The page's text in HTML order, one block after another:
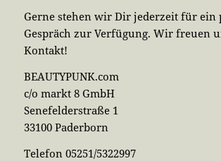
Gerne stehen wir Dir jederzeit für ein
Gespräch zur Verfügung. Wir freuen
Kontakt!
BEAUTYPUNK.com
c/o markt 8 GmbH
Senefelderstraße 1
33100 Paderborn
Telefon 05251/5322997